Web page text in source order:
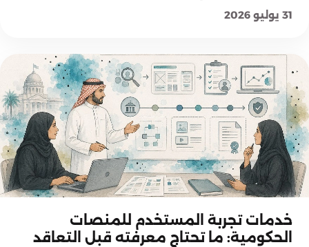
31 يوليو 2026
خدمات تجربة المستخدم للمنصات
الحكومية: ما تحتاج معرفته قبل التعاقد